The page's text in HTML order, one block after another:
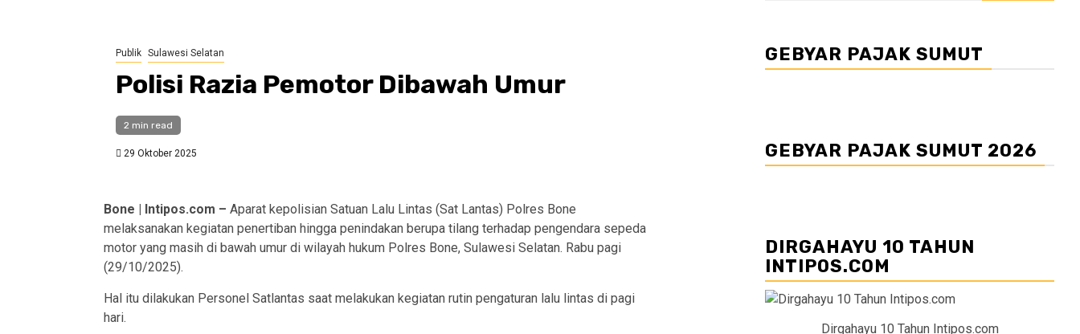
Publik Sulawesi Selatan
Polisi Razia Pemotor Dibawah Umur
2 min read
29 Oktober 2025
Bone | Intipos.com – Aparat kepolisian Satuan Lalu Lintas (Sat Lantas) Polres Bone
melaksanakan kegiatan penertiban hingga penindakan berupa tilang terhadap pengendara sepeda
motor yang masih di bawah umur di wilayah hukum Polres Bone, Sulawesi Selatan. Rabu pagi
(29/10/2025).
Hal itu dilakukan Personel Satlantas saat melakukan kegiatan rutin pengaturan lalu lintas di pagi
hari.
GEBYAR PAJAK SUMUT
GEBYAR PAJAK SUMUT 2026
DIRGAHAYU 10 TAHUN
INTIPOS.COM
Dirgahayu 10 Tahun Intipos.com